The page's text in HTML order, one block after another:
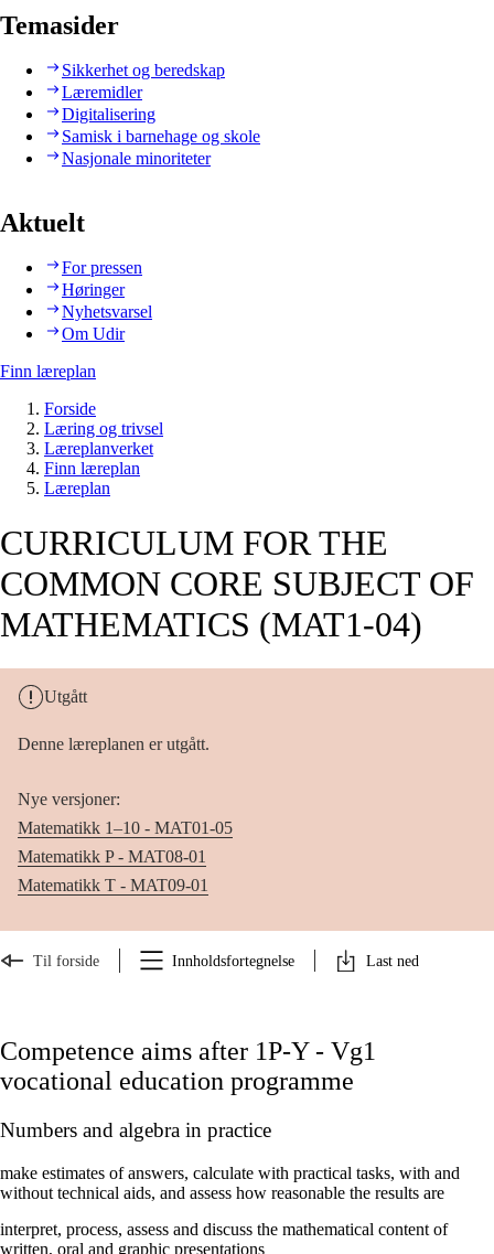
Temasider
Sikkerhet og beredskap
Læremidler
Digitalisering
Samisk i barnehage og skole
Nasjonale minoriteter
Aktuelt
For pressen
Høringer
Nyhetsvarsel
Om Udir
Finn læreplan
Forside
Læring og trivsel
Læreplanverket
Finn læreplan
Læreplan
CURRICULUM FOR THE
COMMON CORE SUBJECT OF
MATHEMATICS (MAT1-04)
Utgått
Denne læreplanen er utgått.
Nye versjoner:
Matematikk 1–10 - MAT01-05
Matematikk P - MAT08-01
Matematikk T - MAT09-01
Til forside Innholdsfortegnelse Last ned
Competence aims after 1P-Y - Vg1
vocational education programme
Numbers and algebra in practice
make estimates of answers, calculate with practical tasks, with and
without technical aids, and assess how reasonable the results are
interpret, process, assess and discuss the mathematical content of
written, oral and graphic presentations